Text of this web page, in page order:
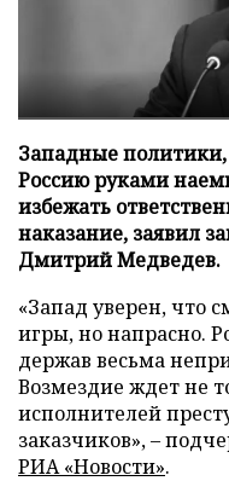
Западные
Россию руками
избежать
наказание, заявил
Дмитрий Медведев.
«Запад уверен, что
игры, но напрасно.
держав весьма
Возмездие ждет не
исполнителей
заказчиков», –
РИА «Новости».